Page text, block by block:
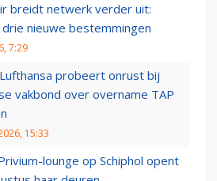
breidt netwerk verder uit:
nieuwe bestemmingen
7:29
probeert onrust bij
vakbond over overname TAP
15:33
lounge op Schiphol opent